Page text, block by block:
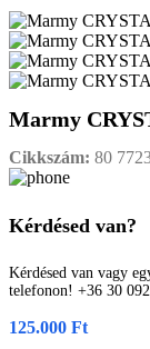
Marmy
Cikkszám: 80
Kérdésed van?
Kérdésed van vagy
telefonon! +36 30
125.000 Ft